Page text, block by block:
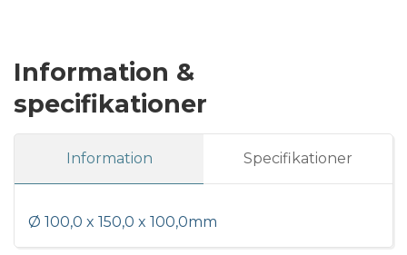
Information &
specifikationer
Information Specifikationer
Ø 100,0 x 150,0 x 100,0mm